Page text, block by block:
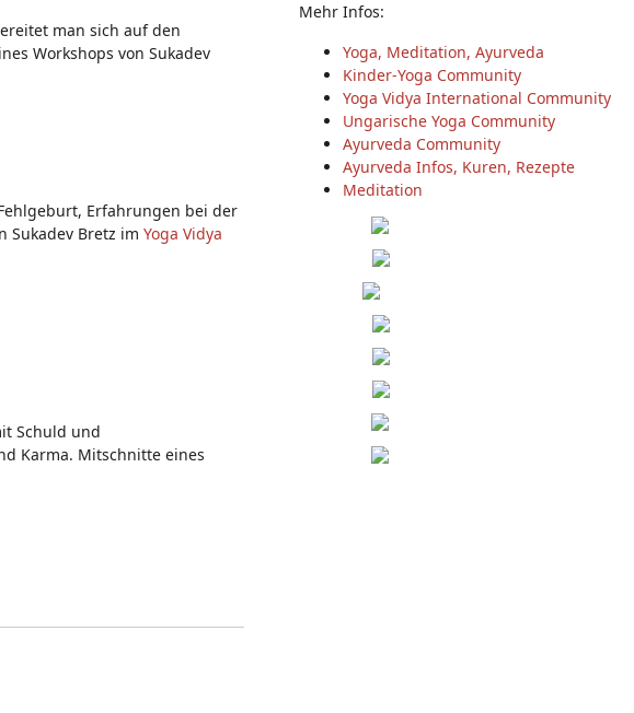
man sich auf den
Workshops von Sukadev
Erfahrungen bei der
Sukadev Bretz im Yoga Vidya
Schuld und
Karma. Mitschnitte eines
Mehr Infos:
Yoga, Meditation, Ayurveda
Kinder-Yoga Community
Yoga Vidya International Community
Ungarische Yoga Community
Ayurveda Community
Ayurveda Infos, Kuren, Rezepte
Meditation